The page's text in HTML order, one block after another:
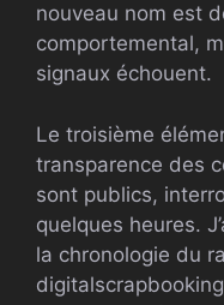
nouveau nom est
comportemental,
signaux échouent.
Le troisième
transparence des
sont publics,
quelques heures.
la chronologie du